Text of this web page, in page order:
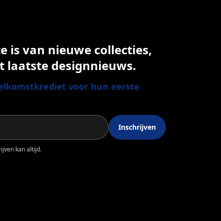
is van nieuwe collecties,
laatste designnieuws.
voor hun eerste
Inschrijven
kan altijd.